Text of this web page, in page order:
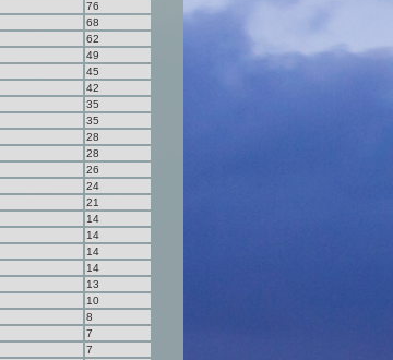
76
68
62
49
45
42
35
35
28
28
26
24
21
14
14
14
14
13
10
8
7
7